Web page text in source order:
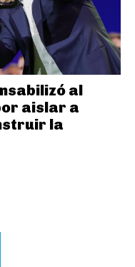
al
aislar a
la